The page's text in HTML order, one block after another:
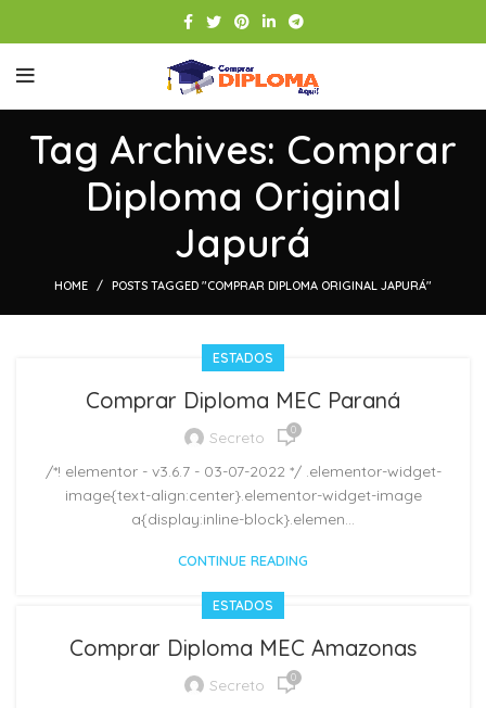
Tag Archives: Comprar
Diploma Original
Japurá
HOME POSTS TAGGED "COMPRAR DIPLOMA ORIGINAL JAPURÁ"
ESTADOS
Comprar Diploma MEC Paraná
Secreto 0
/*! elementor - v3.6.7 - 03-07-2022 */ .elementor-widget-
image{text-align:center}.elementor-widget-image
a{display:inline-block}.elemen...
CONTINUE READING
ESTADOS
Comprar Diploma MEC Amazonas
Secreto 0